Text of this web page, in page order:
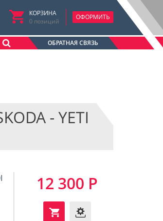
КОРЗИНА
0 позиций
ОФОРМИТЬ
ОБРАТНАЯ СВЯЗЬ
- YETI
12 300 Р